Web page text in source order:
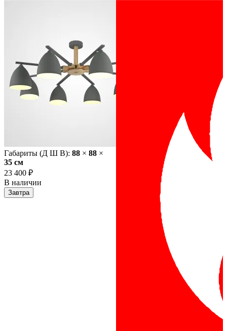
Габариты (Д Ш В): 88 × 88 ×
35 cм
23 400 ₽
В наличии
Завтра